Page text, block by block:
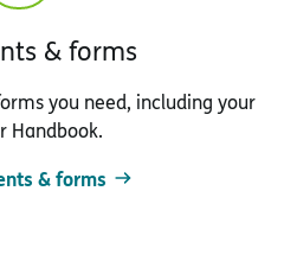
& forms
you need, including your
Handbook.
& forms